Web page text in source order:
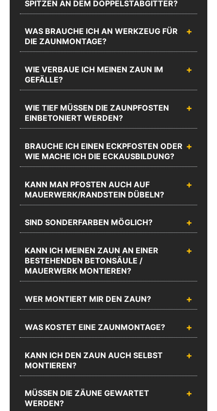
Mo.-Do.:
08:00 -
Fr.: 08:00 -
16:00
Zum
Chat
Mo.-Do.:
08:00 -
17:00 und
Fr.: 08:00 -
16:00
SPITZEN AN DEM DOPPELSTABGITTER?
WAS BRAUCHE ICH AN WERKZEUG FÜR
DIE ZAUNMONTAGE?
WIE VERBAUE ICH MEINEN ZAUN IM
GEFÄLLE?
WIE TIEF MÜSSEN DIE ZAUNPFOSTEN
EINBETONIERT WERDEN?
BRAUCHE ICH EINEN ECKPFOSTEN ODER
WIE MACHE ICH DIE ECKAUSBILDUNG?
KANN MAN PFOSTEN AUCH AUF
MAUERWERK/RANDSTEIN DÜBELN?
SIND SONDERFARBEN MÖGLICH?
KANN ICH MEINEN ZAUN AN EINER
BESTEHENDEN BETONSÄULE /
MAUERWERK MONTIEREN?
WER MONTIERT MIR DEN ZAUN?
WAS KOSTET EINE ZAUNMONTAGE?
KANN ICH DEN ZAUN AUCH SELBST
MONTIEREN?
MÜSSEN DIE ZÄUNE GEWARTET
WERDEN?